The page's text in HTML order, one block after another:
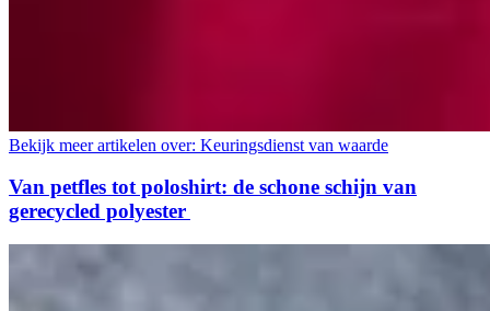
Bekijk meer artikelen over: Keuringsdienst van waarde
Van petfles tot poloshirt: de schone schijn van
gerecycled polyester